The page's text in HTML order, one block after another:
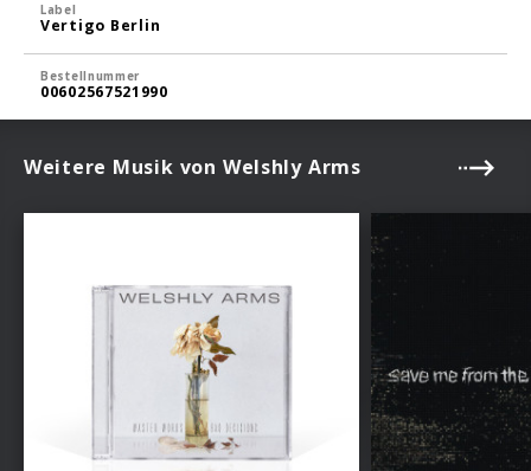
Label
Vertigo Berlin
Bestellnummer
00602567521990
Weitere Musik von Welshly Arms